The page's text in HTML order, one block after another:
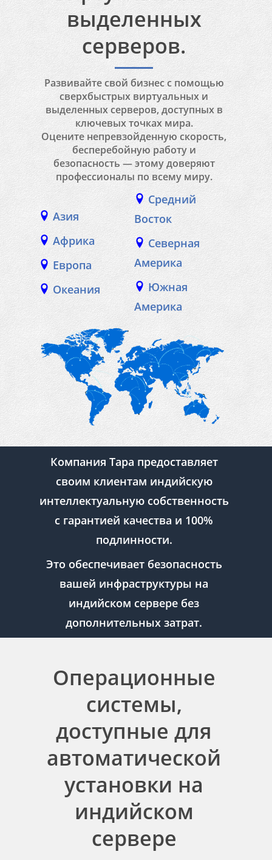
выделенных
серверов.
Развивайте свой бизнес с помощью
сверхбыстрых виртуальных и
выделенных серверов, доступных в
ключевых точках мира.
Оцените непревзойденную скорость,
бесперебойную работу и
безопасность — этому доверяют
профессионалы по всему миру.
Азия
Африка
Европа
Океания
Средний
Восток
Северная
Америка
Южная
Америка
Компания Tapa предоставляет
своим клиентам индийскую
интеллектуальную собственность
с гарантией качества и 100%
подлинности.
Это обеспечивает безопасность
вашей инфраструктуры на
индийском сервере без
дополнительных затрат.
Операционные
системы,
доступные для
автоматической
установки на
индийском
сервере